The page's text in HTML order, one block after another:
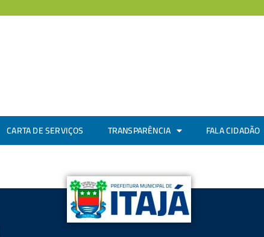
CARTA DE SERVIÇOS TRANSPARÊNCIA FALA CIDADÃO